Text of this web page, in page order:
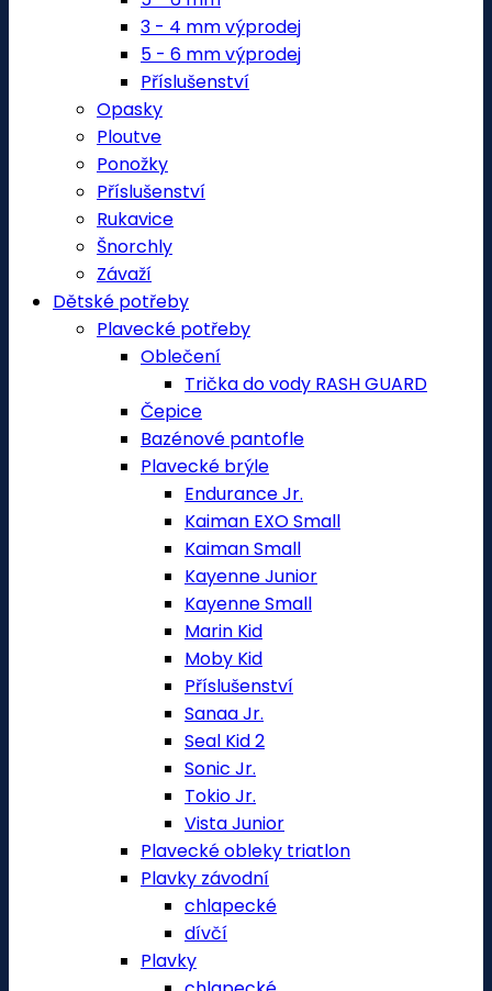
3 - 4 mm výprodej
5 - 6 mm výprodej
Příslušenství
Opasky
Ploutve
Ponožky
Příslušenství
Rukavice
Šnorchly
Závaží
Dětské potřeby
Plavecké potřeby
Oblečení
Trička do vody RASH GUARD
Čepice
Bazénové pantofle
Plavecké brýle
Endurance Jr.
Kaiman EXO Small
Kaiman Small
Kayenne Junior
Kayenne Small
Marin Kid
Moby Kid
Příslušenství
Sanaa Jr.
Seal Kid 2
Sonic Jr.
Tokio Jr.
Vista Junior
Plavecké obleky triatlon
Plavky závodní
chlapecké
dívčí
Plavky